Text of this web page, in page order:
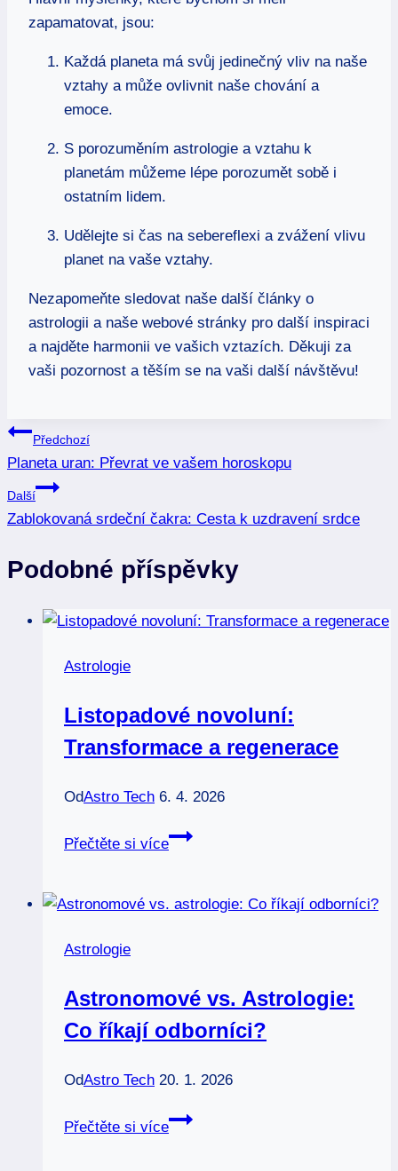
zapamatovat, jsou:
Každá‍ planeta má svůj⁢ jedinečný vliv na ⁣naše
vztahy a může ovlivnit naše​ chování a
emoce.
S porozuměním⁢ astrologie a vztahu k
⁢planetám⁢ můžeme lépe porozumět sobě i
ostatním lidem.
Udělejte si ⁤čas na sebereflexi a zvážení⁤ vlivu⁤
planet na vaše vztahy.
Nezapomeňte sledovat naše další články o
astrologii a naše webové stránky pro další inspiraci
a najděte harmonii ⁤ve vašich vztazích. Děkuji za
vaši pozornost a těším se na vaši ‍další návštěvu!
Navigace
pro
příspěvek
Předchozí
Planeta uran: Převrat ve vašem horoskopu
Další
Zablokovaná srdeční čakra: Cesta k uzdravení srdce
Podobné příspěvky
Astrologie
Listopadové novoluní:
Transformace a regenerace
OdAstro Tech 6. 4. 2026
Přečtěte si více
Listopadové
a
Astrologie
Astronomové vs. Astrologie:
Co říkají odborníci?
OdAstro Tech 20. 1. 2026
Přečtěte si více
Astronomové